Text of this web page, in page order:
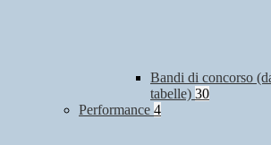
Bandi di concorso
tabelle) 30
Performance 4